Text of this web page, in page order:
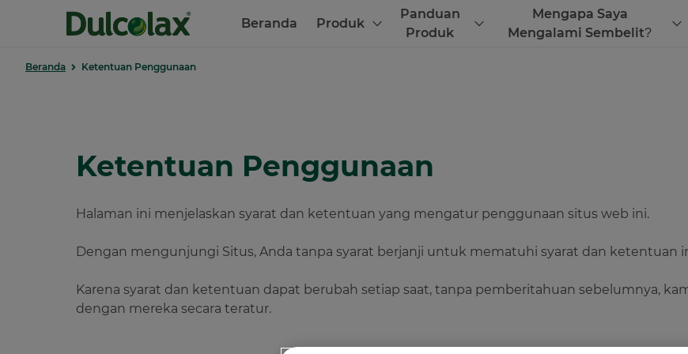
Beranda Produk
Panduan
Produk
Mengapa Saya
Mengalami Sembelit?
Beranda Ketentuan Penggunaan
Ketentuan Penggunaan
Halaman ini menjelaskan syarat dan ketentuan yang mengatur penggunaan situs web ini.
Dengan mengunjungi Situs, Anda tanpa syarat berjanji untuk mematuhi syarat dan ketentuan
Karena syarat dan ketentuan dapat berubah setiap saat, tanpa pemberitahuan sebelumnya,
dengan mereka secara teratur.